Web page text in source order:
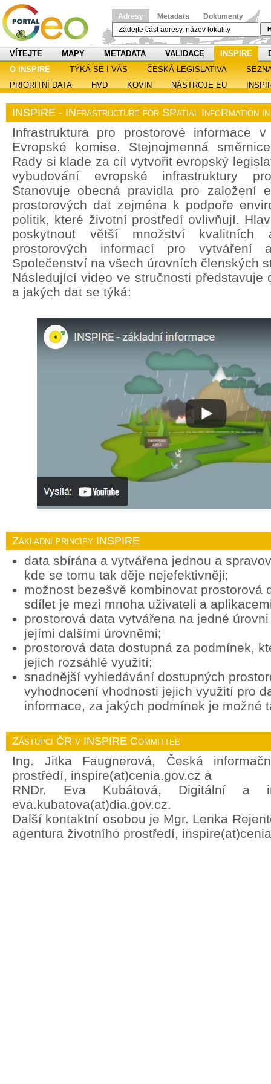
Adresy Metadata Dokumenty
VÍTEJTE MAPY METADATA VALIDACE INSPIRE
O INSPIRE
TÝKÁ SE I VÁS ČESKÁ LEGISLATIVA
PRIORITNÍ DATA
HVD KOVIN NÁSTROJE EU
INSPIRE - INfrastructure for SPatial InfoRmation
Infrastruktura pro prostorové informace
Evropské komise. Stejnojmenná
Rady si klade za cíl vytvořit evropský
vybudování evropské infrastruktury
Stanovuje obecná pravidla pro založení
prostorových dat zejména k podpoře
politik, které životní prostředí ovlivňují.
poskytnout větší množství kvalitních
prostorových informací pro vytváření
Společenství na všech úrovních členských
Následující video ve stručnosti představuje
a jakých dat se týká:
Základní principy INSPIRE
data sbírána a vytvářena jednou a
kde se tomu tak děje nejefektivněji;
možnost bezešvě kombinovat prostorová
sdílet je mezi mnoha uživateli a
prostorová data vytvářena na jedné
jejími dalšími úrovněmi;
prostorová data dostupná za podmínek,
jejich rozsáhlé využití;
snadnější vyhledávání dostupných
vyhodnocení vhodnosti jejich využití pro
informace, za jakých podmínek je možné
Zástupci ČR v INSPIRE Committee
Ing. Jitka Faugnerová, Česká
prostředí, inspire(at)cenia.gov.cz a
RNDr. Eva Kubátová, Digitální a
eva.kubatova(at)dia.gov.cz.
Další kontaktní osobou je Mgr. Lenka
agentura životního prostředí,